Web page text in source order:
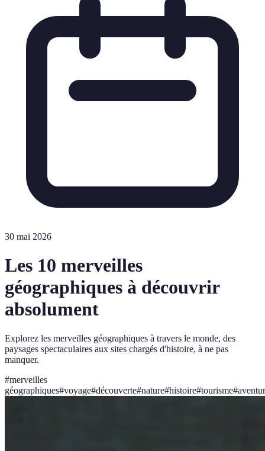
30 mai 2026
Les 10 merveilles
géographiques à découvrir
absolument
Explorez les merveilles géographiques à travers le monde, des
paysages spectaculaires aux sites chargés d'histoire, à ne pas
manquer.
#merveilles
géographiques#voyage#découverte#nature#histoire#tourisme#